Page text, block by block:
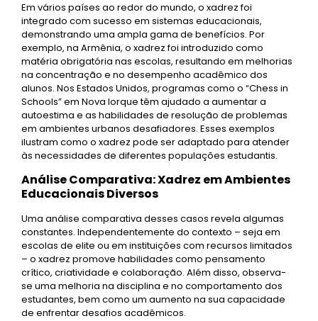
Em vários países ao redor do mundo, o xadrez foi
integrado com sucesso em sistemas educacionais,
demonstrando uma ampla gama de benefícios. Por
exemplo, na Armênia, o xadrez foi introduzido como
matéria obrigatória nas escolas, resultando em melhorias
na concentração e no desempenho acadêmico dos
alunos. Nos Estados Unidos, programas como o “Chess in
Schools” em Nova Iorque têm ajudado a aumentar a
autoestima e as habilidades de resolução de problemas
em ambientes urbanos desafiadores. Esses exemplos
ilustram como o xadrez pode ser adaptado para atender
às necessidades de diferentes populações estudantis.
Análise Comparativa: Xadrez em Ambientes
Educacionais Diversos
Uma análise comparativa desses casos revela algumas
constantes. Independentemente do contexto – seja em
escolas de elite ou em instituições com recursos limitados
– o xadrez promove habilidades como pensamento
crítico, criatividade e colaboração. Além disso, observa-
se uma melhoria na disciplina e no comportamento dos
estudantes, bem como um aumento na sua capacidade
de enfrentar desafios acadêmicos.